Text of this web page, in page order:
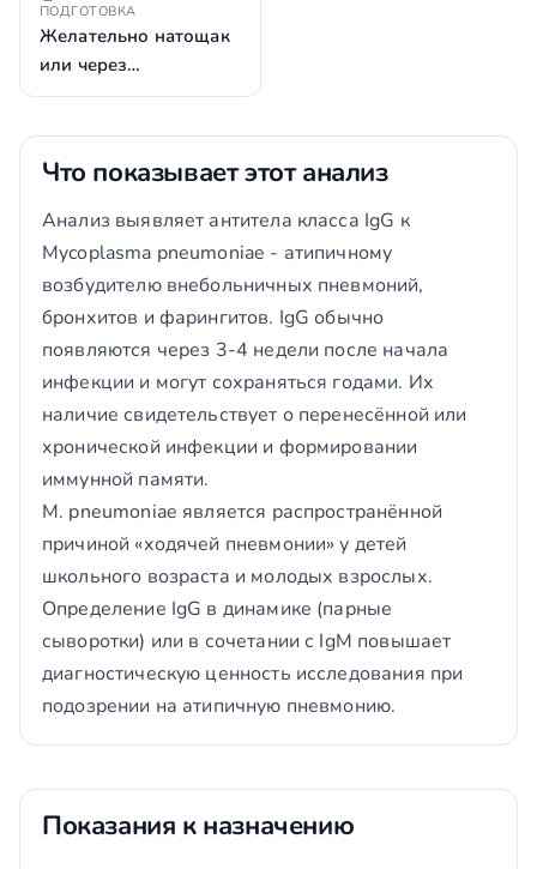
ПОДГОТОВКА
Желательно натощак
или через…
Что показывает этот анализ
Анализ выявляет антитела класса IgG к
Mycoplasma pneumoniae - атипичному
возбудителю внебольничных пневмоний,
бронхитов и фарингитов. IgG обычно
появляются через 3-4 недели после начала
инфекции и могут сохраняться годами. Их
наличие свидетельствует о перенесённой или
хронической инфекции и формировании
иммунной памяти.
M. pneumoniae является распространённой
причиной «ходячей пневмонии» у детей
школьного возраста и молодых взрослых.
Определение IgG в динамике (парные
сыворотки) или в сочетании с IgM повышает
диагностическую ценность исследования при
подозрении на атипичную пневмонию.
Показания к назначению